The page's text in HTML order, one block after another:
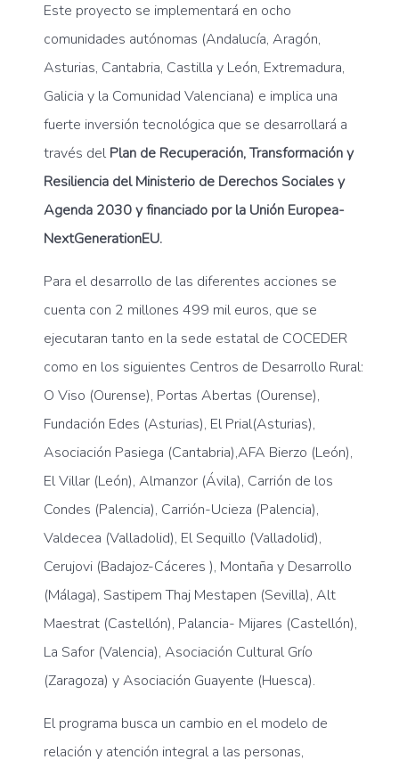
Este proyecto se implementará en ocho
comunidades autónomas (Andalucía, Aragón,
Asturias, Cantabria, Castilla y León, Extremadura,
Galicia y la Comunidad Valenciana) e implica una
fuerte inversión tecnológica que se desarrollará a
través del Plan de Recuperación, Transformación y
Resiliencia del Ministerio de Derechos Sociales y
Agenda 2030 y financiado por la Unión Europea-
NextGenerationEU.
Para el desarrollo de las diferentes acciones se
cuenta con 2 millones 499 mil euros, que se
ejecutaran tanto en la sede estatal de COCEDER
como en los siguientes Centros de Desarrollo Rural:
O Viso (Ourense), Portas Abertas (Ourense),
Fundación Edes (Asturias), El Prial(Asturias),
Asociación Pasiega (Cantabria),AFA Bierzo (León),
El Villar (León), Almanzor (Ávila), Carrión de los
Condes (Palencia), Carrión-Ucieza (Palencia),
Valdecea (Valladolid), El Sequillo (Valladolid),
Cerujovi (Badajoz-Cáceres ), Montaña y Desarrollo
(Málaga), Sastipem Thaj Mestapen (Sevilla), Alt
Maestrat (Castellón), Palancia- Mijares (Castellón),
La Safor (Valencia), Asociación Cultural Grío
(Zaragoza) y Asociación Guayente (Huesca).
El programa busca un cambio en el modelo de
relación y atención integral a las personas,